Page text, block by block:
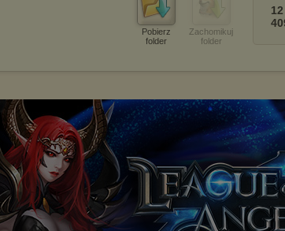
Pobierz
folder
Zachomikuj
folder
12